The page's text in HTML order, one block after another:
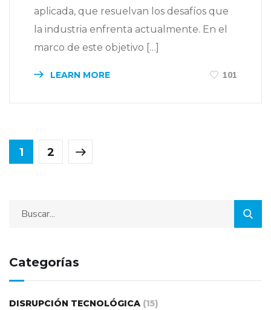
aplicada, que resuelvan los desafíos que
la industria enfrenta actualmente. En el
marco de este objetivo […]
LEARN MORE 101
1 2
Categorías
DISRUPCIÓN TECNOLÓGICA (15)